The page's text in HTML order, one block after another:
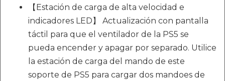
【Estación de carga de alta velocidad e
indicadores LED】 Actualización con pantalla
táctil para que el ventilador de la PS5 se
pueda encender y apagar por separado. Utilice
la estación de carga del mando de este
soporte de PS5 para cargar dos mandoes de